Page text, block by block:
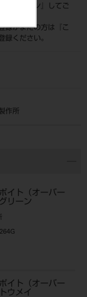
『
ログイン
』してご
録がまだの方は『
こ
録ください。
製作所
イト（オーバー
リーン
イト（オーバー
ウメイ